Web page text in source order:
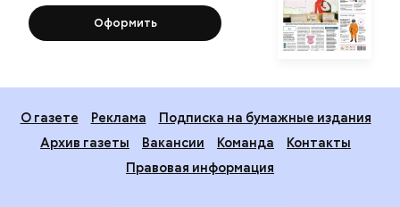
Оформить
О газете Реклама
Подписка на бумажные издания
Архив газеты
Вакансии Команда
Контакты
Правовая информация